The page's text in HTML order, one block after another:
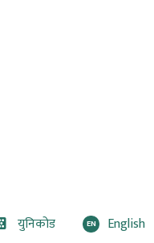
युनिकोड EN English